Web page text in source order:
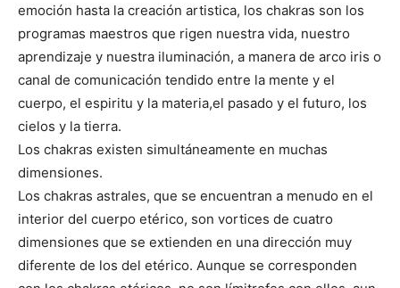
emoción hasta la creación artistica, los chakras son los
programas maestros que rigen nuestra vida, nuestro
aprendizaje y nuestra iluminación, a manera de arco iris o
canal de comunicación tendido entre la mente y el
cuerpo, el espiritu y la materia,el pasado y el futuro, los
cielos y la tierra.
Los chakras existen simultáneamente en muchas
dimensiones.
Los chakras astrales, que se encuentran a menudo en el
interior del cuerpo etérico, son vortices de cuatro
dimensiones que se extienden en una dirección muy
diferente de los del etérico. Aunque se corresponden